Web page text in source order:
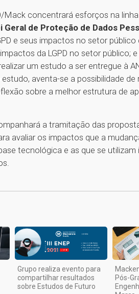
Mack concentrará esforços na
de Proteção de Dados
e seus impactos no setor
da LGPD no setor público;
um estudo a ser entregue à
aventa-se a possibilidade de
sobre a melhor estrutura de
a tramitação das
avaliar os impactos que a
tecnológica e as que se
Grupo realiza evento para
compartilhar resultados
sobre Estudos de Futuro
Pós-